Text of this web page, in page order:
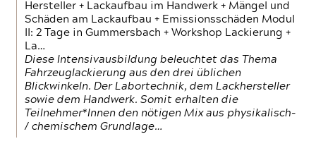
Hersteller + Lackaufbau im Handwerk + Mängel und
Schäden am Lackaufbau + Emissionsschäden Modul
II: 2 Tage in Gummersbach + Workshop Lackierung +
La…
Diese Intensivausbildung beleuchtet das Thema
Fahrzeuglackierung aus den drei üblichen
Blickwinkeln. Der Labortechnik, dem Lackhersteller
sowie dem Handwerk. Somit erhalten die
Teilnehmer*Innen den nötigen Mix aus physikalisch-
/ chemischem Grundlage…